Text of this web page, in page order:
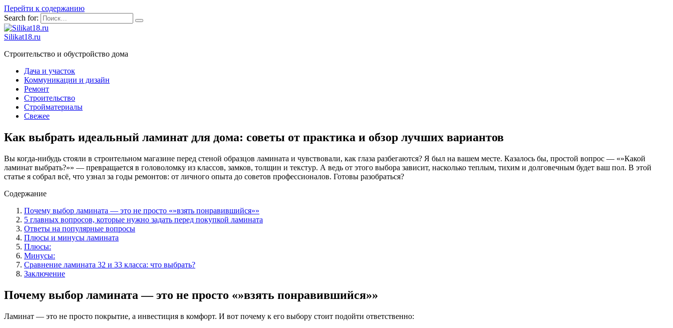
Перейти к содержанию
Search for:
Silikat18.ru
Строительство и обустройство дома
Дача и участок
Коммуникации и дизайн
Ремонт
Строительство
Стройматериалы
Свежее
Как выбрать идеальный ламинат для дома: советы от практика и обзор лучших вариантов
Вы когда-нибудь стояли в строительном магазине перед стеной образцов ламината и чувствовали, как глаза разбегаются? Я был на вашем месте. Казалось бы, простой вопрос — «»Какой
ламинат выбрать?»» — превращается в головоломку из классов, замков, толщин и текстур. А ведь от этого выбора зависит, насколько теплым, тихим и долговечным будет ваш пол. В этой
статье я собрал всё, что узнал за годы ремонтов: от личного опыта до советов профессионалов. Готовы разобраться?
Содержание
Почему выбор ламината — это не просто «»взять понравившийся»»
5 главных вопросов, которые нужно задать перед покупкой ламината
Ответы на популярные вопросы
Плюсы и минусы ламината
Плюсы:
Минусы:
Сравнение ламината 32 и 33 класса: что выбрать?
Заключение
Почему выбор ламината — это не просто «»взять понравившийся»»
Ламинат — это не просто покрытие, а инвестиция в комфорт. И вот почему к его выбору стоит подойти ответственно: